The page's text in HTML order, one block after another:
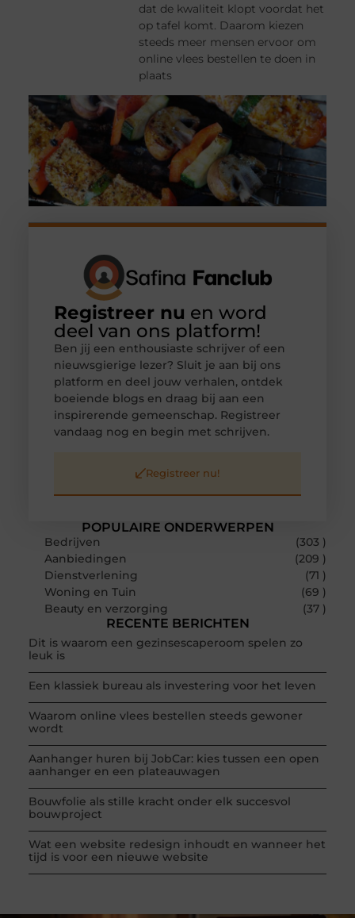
dat de kwaliteit klopt voordat het
op tafel komt. Daarom kiezen
steeds meer mensen ervoor om
online vlees bestellen te doen in
plaats
POPULAIRE ONDERWERPEN
Bedrijven
(303 )
Aanbiedingen
(209 )
Dienstverlening
(71 )
Woning en Tuin
(69 )
Beauty en verzorging
(37 )
RECENTE BERICHTEN
Dit is waarom een gezinsescaperoom spelen zo
leuk is
Een klassiek bureau als investering voor het leven
Waarom online vlees bestellen steeds gewoner
wordt
Aanhanger huren bij JobCar: kies tussen een open
aanhanger en een plateauwagen
Bouwfolie als stille kracht onder elk succesvol
bouwproject
Wat een website redesign inhoudt en wanneer het
tijd is voor een nieuwe website
Registreer nu en word
deel van ons platform!
Ben jij een enthousiaste schrijver of een
nieuwsgierige lezer? Sluit je aan bij ons
platform en deel jouw verhalen, ontdek
boeiende blogs en draag bij aan een
inspirerende gemeenschap. Registreer
vandaag nog en begin met schrijven.
Registreer nu!